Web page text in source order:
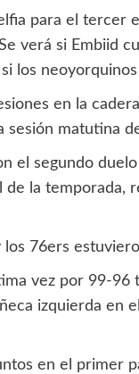
para el
verá si Embiid
los
en la
sesión matutina
el segundo
de la temporada,
los 76ers
vez por 99-
izquierda
en el primer